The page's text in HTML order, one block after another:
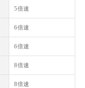
5倍速
6倍速
6倍速
8倍速
8倍速